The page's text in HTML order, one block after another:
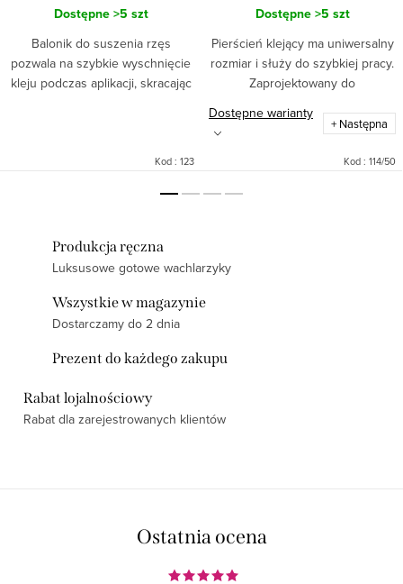
Dostępne>5 szt
Balonik do suszenia rzęs
pozwala na szybkie wyschnięcie
kleju podczas aplikacji, skracając
Kod : 123
Dostępne>5 szt
Pierścień klejący ma uniwersalny
rozmiar i służy do szybkiej pracy.
Zaprojektowany do
opakowaniu po 50 lub 100 sztuk.
Dostępne warianty
+ Następna
Kod : 114/50
Produkcja ręczna
Luksusowe gotowe wachlarzyky
Wszystkie w magazynie
Dostarczamy do 2 dnia
Prezent do każdego zakupu
Rabat lojalnościowy
Rabat dla zarejestrowanych klientów
Ostatnia ocena